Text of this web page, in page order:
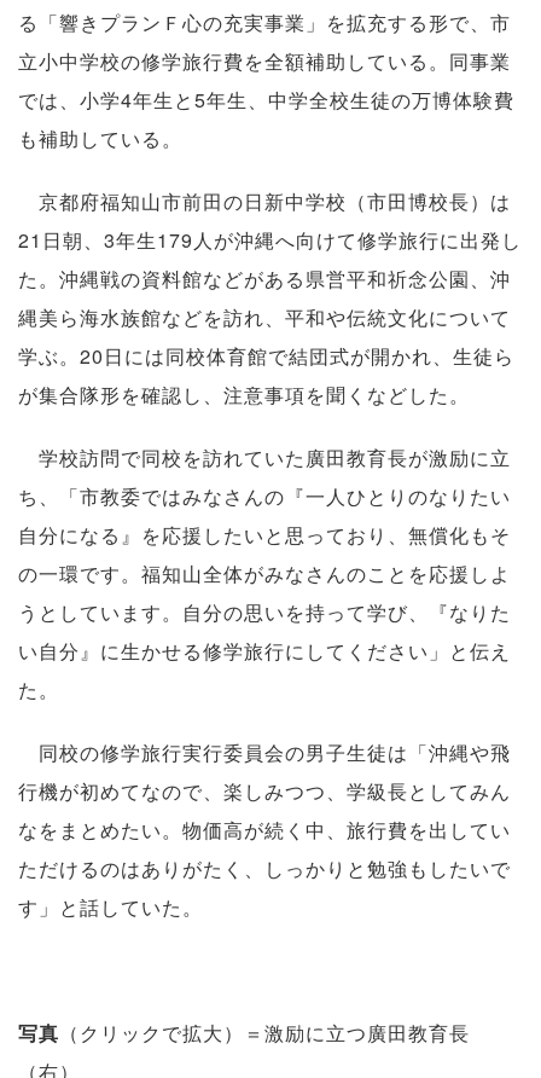
る「響きプランＦ心の充実事業」を拡充する形で、市
立小中学校の修学旅行費を全額補助している。同事業
では、小学4年生と5年生、中学全校生徒の万博体験費
も補助している。
京都府福知山市前田の日新中学校（市田博校長）は
21日朝、3年生179人が沖縄へ向けて修学旅行に出発し
た。沖縄戦の資料館などがある県営平和祈念公園、沖
縄美ら海水族館などを訪れ、平和や伝統文化について
学ぶ。20日には同校体育館で結団式が開かれ、生徒ら
が集合隊形を確認し、注意事項を聞くなどした。
学校訪問で同校を訪れていた廣田教育長が激励に立
ち、「市教委ではみなさんの『一人ひとりのなりたい
自分になる』を応援したいと思っており、無償化もそ
の一環です。福知山全体がみなさんのことを応援しよ
うとしています。自分の思いを持って学び、『なりた
い自分』に生かせる修学旅行にしてください」と伝え
た。
同校の修学旅行実行委員会の男子生徒は「沖縄や飛
行機が初めてなので、楽しみつつ、学級長としてみん
なをまとめたい。物価高が続く中、旅行費を出してい
ただけるのはありがたく、しっかりと勉強もしたいで
す」と話していた。
写真 （クリックで拡大）＝激励に立つ廣田教育長
（右）